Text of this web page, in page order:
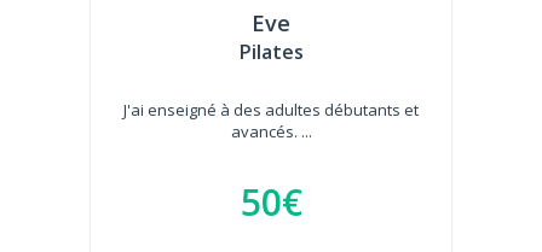
Eve
Pilates
J'ai enseigné à des adultes débutants et
avancés. ...
50€